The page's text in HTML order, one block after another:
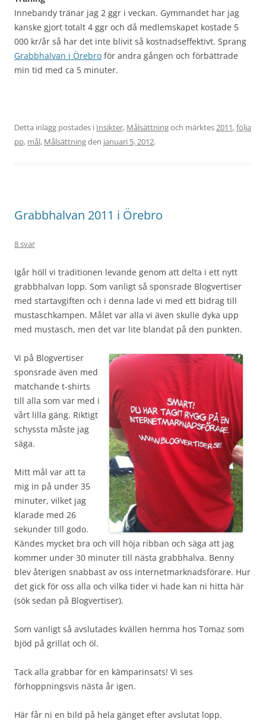
Innebandy tränar jag 2 ggr i veckan. Gymmandet har jag
kanske gjort totalt 4 ggr och då medlemskapet kostade 5
000 kr/år så har det inte blivit så kostnadseffektivt. Sprang
Grabbhalvan i Örebro för andra gången och förbättrade
min tid med ca 5 minuter.
Detta inlägg postades i Insikter, Målsättningoch märktes2011,följa
pp, mål, Målsättningden januari 5, 2012.
Grabbhalvan 2011 i Örebro
8 svar
Igår höll vi traditionen levande genom att delta i ett nytt
grabbhalvan lopp. Som vanligt så sponsrade Blogvertiser
med startavgiften och i denna lade vi med ett bidrag till
mustaschkampen. Målet var alla vi även skulle dyka upp
med mustasch, men det var lite blandat på den punkten.
Vi på Blogvertiser
sponsrade även med
matchande t-shirts
till alla som var med i
vårt lilla gäng. Riktigt
schyssta måste jag
säga.
Mitt mål var att ta
mig in på under 35
minuter, vilket jag
klarade med 26
sekunder till godo.
Kändes mycket bra och vill höja ribban och säga att jag
kommer under 30 minuter till nästa grabbhalva. Benny
blev återigen snabbast av oss internetmarknadsförare. Hur
det gick för oss alla och vilka tider vi hade kan ni hitta här
(sök sedan på Blogvertiser).
Som vanligt så avslutades kvällen hemma hos Tomaz som
bjöd på grillat och öl.
Tack alla grabbar för en kämparinsats! Vi ses
förhoppningsvis nästa år igen.
Här får ni en bild på hela gänget efter avslutat lopp.